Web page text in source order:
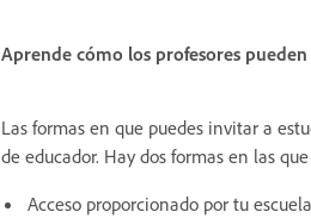
Aprende cómo los profesores
Las formas en que puedes invitar a
de educador. Hay dos formas en las
Acceso proporcionado por tu